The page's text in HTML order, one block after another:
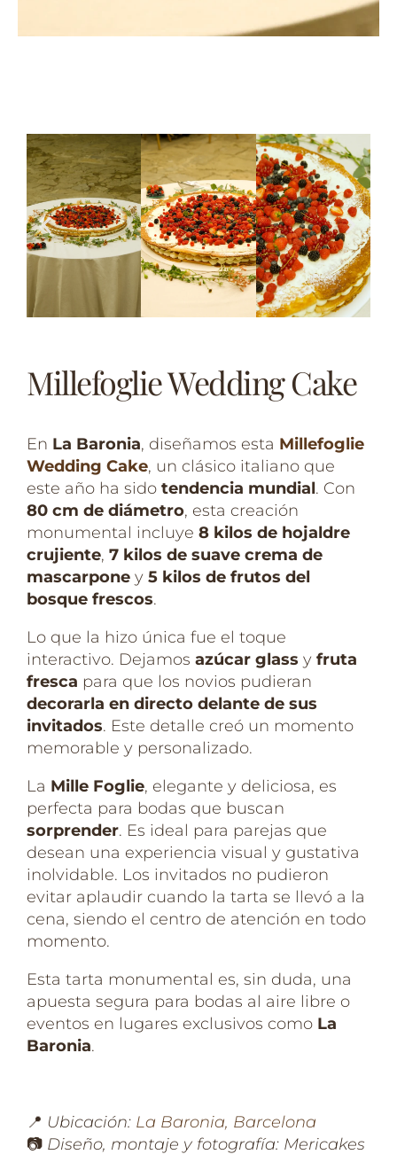
Millefoglie Wedding Cake
En La Baronia, diseñamos esta Millefoglie
Wedding Cake, un clásico italiano que
este año ha sido tendencia mundial. Con
80 cm de diámetro, esta creación
monumental incluye 8 kilos de hojaldre
crujiente, 7 kilos de suave crema de
mascarpone y 5 kilos de frutos del
bosque frescos.
Lo que la hizo única fue el toque
interactivo. Dejamos azúcar glass y fruta
fresca para que los novios pudieran
decorarla en directo delante de sus
invitados. Este detalle creó un momento
memorable y personalizado.
La Mille Foglie, elegante y deliciosa, es
perfecta para bodas que buscan
sorprender. Es ideal para parejas que
desean una experiencia visual y gustativa
inolvidable. Los invitados no pudieron
evitar aplaudir cuando la tarta se llevó a la
cena, siendo el centro de atención en todo
momento.
Esta tarta monumental es, sin duda, una
apuesta segura para bodas al aire libre o
eventos en lugares exclusivos como La
Baronia.
📍 Ubicación: La Baronia, Barcelona
📷 Diseño, montaje y fotografía: Mericakes